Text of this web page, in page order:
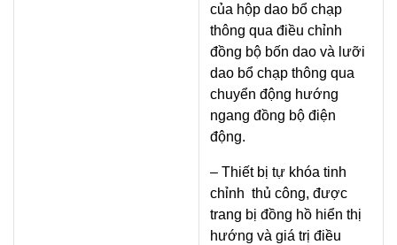
của hộp dao bổ chạp
thông qua điều chỉnh
đồng bộ bốn dao và lưỡi
dao bổ chạp thông qua
chuyển động hướng
ngang đồng bộ điện
động.
– Thiết bị tự khóa tinh
chỉnh thủ công, được
trang bị đồng hồ hiển thị
hướng và giá trị điều